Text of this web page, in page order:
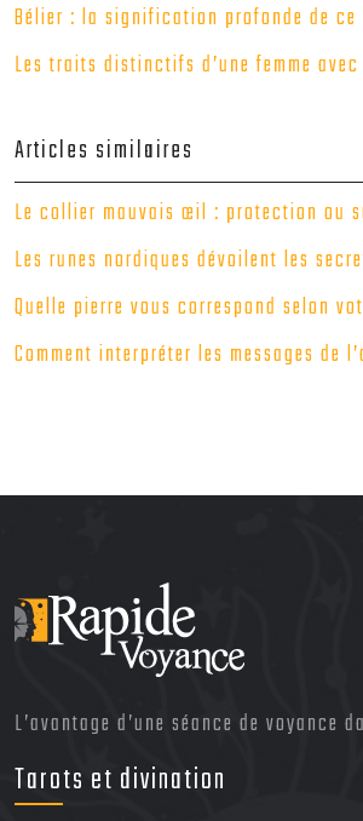
Bélier : la signification profonde de
Les traits distinctifs d’une femme
Articles similaires
Le collier mauvais œil : protection ou
Les runes nordiques dévoilent les
Quelle pierre vous correspond selon
Comment interpréter les messages de
L’avantage d’une séance de
Tarots et divination